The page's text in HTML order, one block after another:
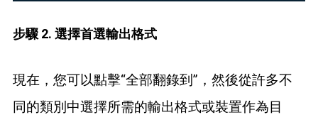
步驟 2. 選擇首選輸出格式
現在，您可以點擊“全部翻錄到”，然後從許多不
同的類別中選擇所需的輸出格式或裝置作為目